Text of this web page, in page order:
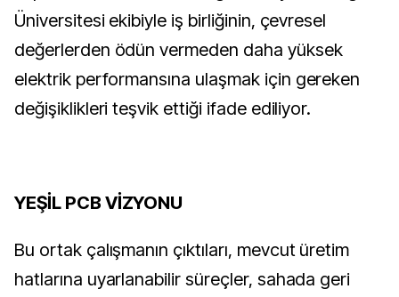
Üniversitesi ekibiyle iş birliğinin, çevresel
değerlerden ödün vermeden daha yüksek
elektrik performansına ulaşmak için gereken
değişiklikleri teşvik ettiği ifade ediliyor.
YEŞİL PCB VİZYONU
Bu ortak çalışmanın çıktıları, mevcut üretim
hatlarına uyarlanabilir süreçler, sahada geri